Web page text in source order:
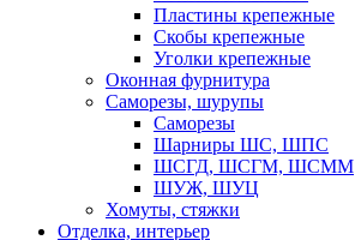
Пластины крепежные
Скобы крепежные
Уголки крепежные
Оконная фурнитура
Саморезы, шурупы
Саморезы
Шарниры ШС, ШПС
ШСГД, ШСГМ, ШСММ
ШУЖ, ШУЦ
Хомуты, стяжки
Отделка, интерьер